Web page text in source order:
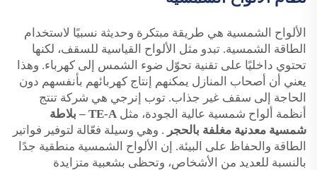
الألواح الشمسية هي طريقة مبتكرة وحديثة نسبيًا لاستخدام
الطاقة الشمسية. تبدو مثل الألواح القياسية للسقف، لكنها
تحتوي داخليًا على تقنية تحوّل ضوء الشمس إلى كهرباء. وهذا
يعني أن أصحاب المنازل يمكنهم إنتاج كهربائهم بأنفسهم دون
الحاجة إلى سقف غير جذاب. توب إنرجي هي شركة تنتج
أنظمة ألواح شمسية عالية الجودة، مثل
TE-A – بلاطة
شمسية معدنية مغلفة بالحجر . وهي وسيلة فعّالة لتوفير فواتير
الطاقة والحفاظ على البيئة. إن الألواح الشمسية منطقية جدًا
بالنسبة للعديد من الأشخاص، وتحظى بشعبية متزايدة